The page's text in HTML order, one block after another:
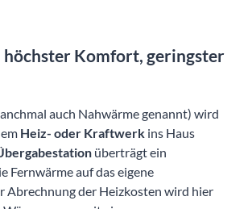
höchster Komfort, geringster
auch Nahwärme genannt) wird
Heiz- oder Kraftwerk ins Haus
überträgt ein
Fernwärme auf das eigene
Abrechnung der Heizkosten wird hier